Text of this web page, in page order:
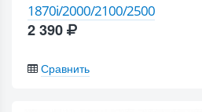
1870i/2000/2100/2500
2 390
Сравнить